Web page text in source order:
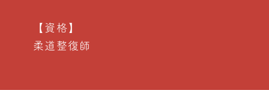
【資格】
柔道整復師